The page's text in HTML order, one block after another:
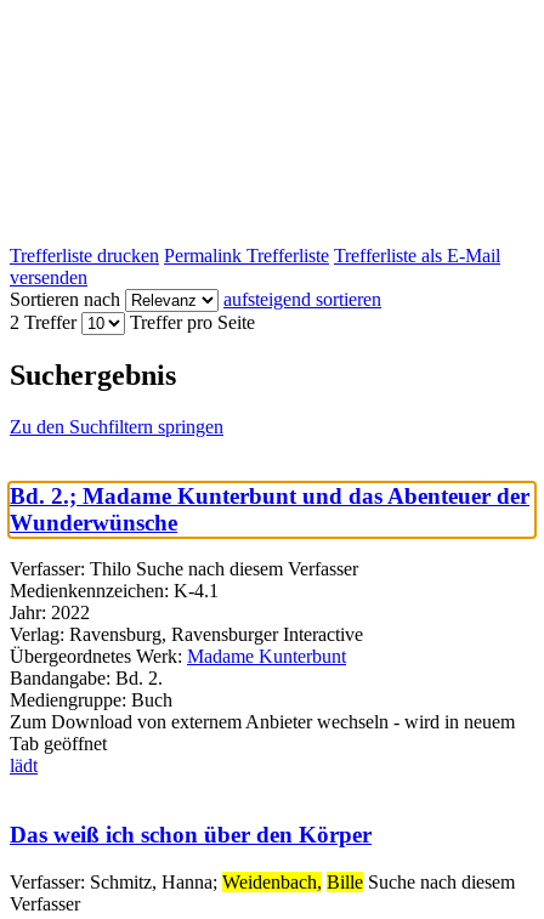
Trefferliste drucken Permalink Trefferliste Trefferliste als E-Mail
versenden
Sortieren nach
aufsteigend sortieren
2 Treffer
Treffer pro Seite
Suchergebnis
Zu den Suchfiltern springen
Bd. 2.; Madame Kunterbunt und das Abenteuer der
Wunderwünsche
Verfasser: Thilo Suche nach diesem Verfasser
Medienkennzeichen: K-4.1
Jahr: 2022
Verlag: Ravensburg, Ravensburger Interactive
Übergeordnetes Werk: Madame Kunterbunt
Bandangabe: Bd. 2.
Mediengruppe: Buch
Zum Download von externem Anbieter wechseln - wird in neuem
Tab geöffnet
lädt
Das weiß ich schon über den Körper
Verfasser: Schmitz, Hanna; Weidenbach, Bille Suche nach diesem
Verfasser